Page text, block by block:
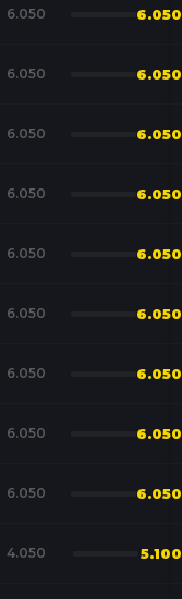
6.050 6.050
6.050 6.050
6.050 6.050
6.050 6.050
6.050 6.050
6.050 6.050
6.050 6.050
6.050 6.050
6.050 6.050
4.050 5.100